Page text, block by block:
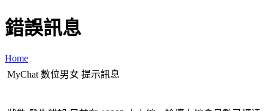
錯誤訊息
Home
MyChat 數位男女 提示訊息